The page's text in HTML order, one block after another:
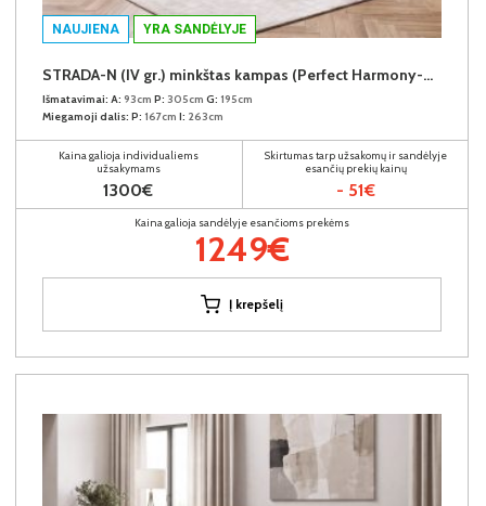
NAUJIENA YRA SANDĖLYJE
STRADA-N (IV gr.) minkštas kampas (Perfect Harmony-04) D
Išmatavimai: A: 93cm P: 305cm G: 195cm
Miegamoji dalis: P: 167cm I: 263cm
Kaina galioja individualiems
užsakymams
1300€
Skirtumas tarp užsakomų ir sandėlyje
esančių prekių kainų
- 51€
Kaina galioja sandėlyje esančioms prekėms
1249€
Į krepšelį